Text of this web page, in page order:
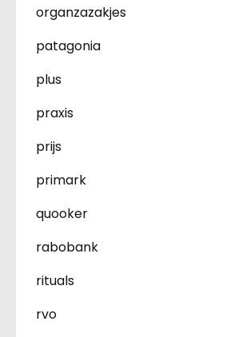
organzazakjes
patagonia
plus
praxis
prijs
primark
quooker
rabobank
rituals
rvo